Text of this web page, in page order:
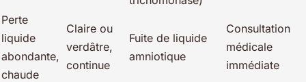
Perte
liquide
abondante,
chaude
Claire ou
verdâtre,
continue
Fuite de liquide
amniotique
Consultation
médicale
immédiate